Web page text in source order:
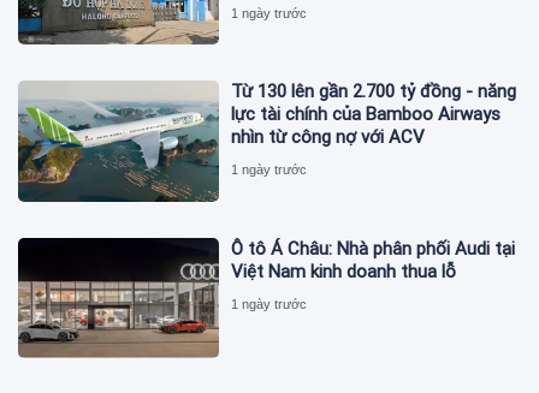
1 ngày trước
Từ 130 lên gần 2.700 tỷ đồng - năng
lực tài chính của Bamboo Airways
nhìn từ công nợ với ACV
1 ngày trước
Ô tô Á Châu: Nhà phân phối Audi tại
Việt Nam kinh doanh thua lỗ
1 ngày trước